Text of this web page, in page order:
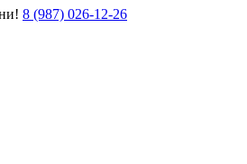
8 (987) 026-12-26